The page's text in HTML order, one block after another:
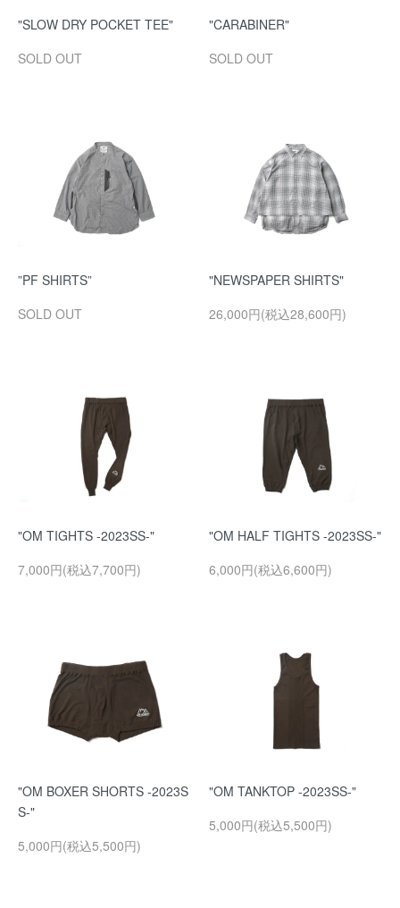
"SLOW DRY POCKET TEE"
SOLD OUT
"CARABINER"
SOLD OUT
”PF SHIRTS”
SOLD OUT
"NEWSPAPER SHIRTS"
26,000円(税込28,600円)
"OM TIGHTS -2023SS-"
7,000円(税込7,700円)
"OM HALF TIGHTS -2023SS-"
6,000円(税込6,600円)
"OM BOXER SHORTS -2023S
S-"
5,000円(税込5,500円)
"OM TANKTOP -2023SS-"
5,000円(税込5,500円)